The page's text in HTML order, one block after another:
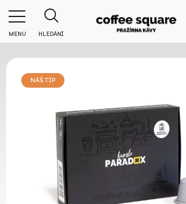
MENU HLEDÁNÍ
NÁŠ TIP